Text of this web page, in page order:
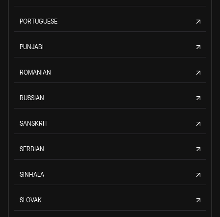
PORTUGUESE
PUNJABI
ROMANIAN
RUSSIAN
SANSKRIT
SERBIAN
SINHALA
SLOVAK